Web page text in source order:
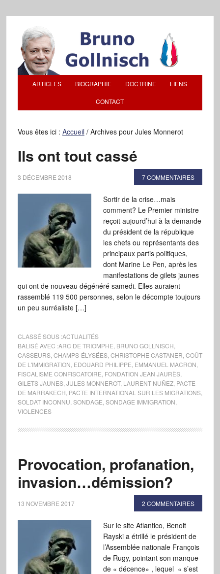
ARTICLES BIOGRAPHIE DOCTRINE LIENS
CONTACT
Vous êtes ici : Accueil /Archives pour Jules Monnerot
Ils ont tout cassé
3 DÉCEMBRE 2018 7 COMMENTAIRES
Sortir de la crise…mais
comment? Le Premier ministre
reçoit aujourd’hui à la demande
du président de la république
les chefs ou représentants des
principaux partis politiques,
dont Marine Le Pen, après les
manifestations de gilets jaunes
qui ont de nouveau dégénéré samedi. Elles auraient
rassemblé 119 500 personnes, selon le décompte toujours
un peu surréaliste […]
CLASSÉ SOUS :ACTUALITÉS
BALISÉ AVEC :ARC DE TRIOMPHE BRUNO GOLLNISCH
CASSEURS, CHAMPS-ÉLYSÉES, CHRISTOPHE CASTANER COÛT
DE L'IMMIGRATION EDOUARD PHILIPPE EMMANUEL MACRON
FISCALISME CONFISCATOIRE FONDATION JEAN JAURÈS,
GILETS JAUNES, JULES MONNEROT, LAURENT NUÑEZ, PACTE
DE MARRAKECH PACTE INTERNATIONAL SUR LES MIGRATIONS,
SOLDAT INCONNU SONDAGE SONDAGE IMMIGRATION
VIOLENCES
Provocation, profanation,
invasion…démission?
13 NOVEMBRE 2017 2 COMMENTAIRES
Sur le site Atlantico, Benoit
Rayski a étrillé le président de
l’Assemblée nationale François
de Rugy, pointant son manque
de « décence» , lequel « s’est